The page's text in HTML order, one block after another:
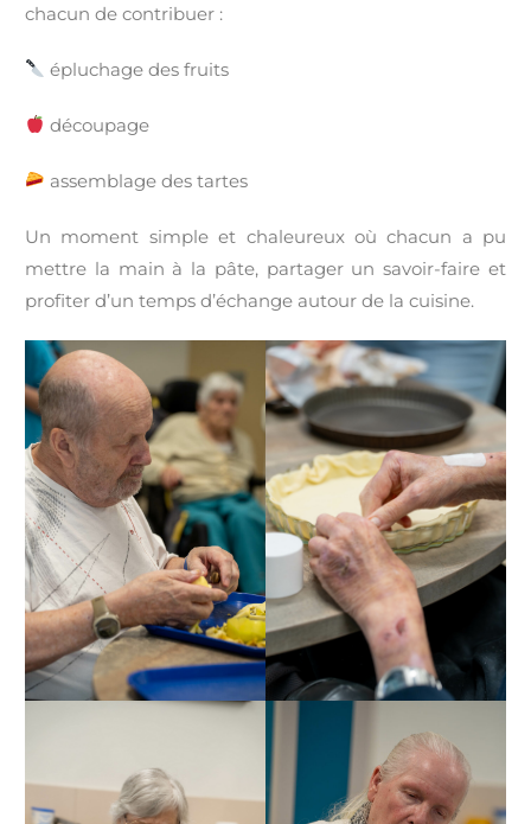
chacun de contribuer :
épluchage des fruits
découpage
assemblage des tartes
Un moment simple et chaleureux où chacun a pu
mettre la main à la pâte, partager un savoir-faire et
profiter d’un temps d’échange autour de la cuisine.